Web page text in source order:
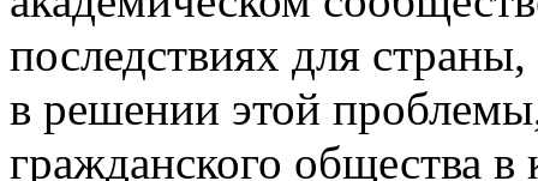
последствиях для
в решении этой
гражданского общества в